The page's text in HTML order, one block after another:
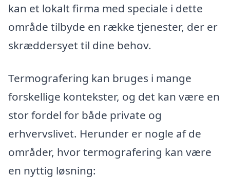
kan et lokalt firma med speciale i dette
område tilbyde en række tjenester, der er
skræddersyet til dine behov.
Termografering kan bruges i mange
forskellige kontekster, og det kan være en
stor fordel for både private og
erhvervslivet. Herunder er nogle af de
områder, hvor termografering kan være
en nyttig løsning: